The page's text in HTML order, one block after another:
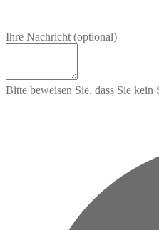
Ihre Nachricht (optional)
Bitte beweisen Sie, dass Sie